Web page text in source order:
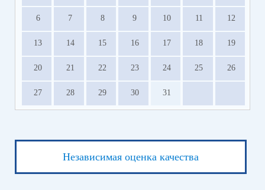
6 7 8 9 10 11 12
13 14 15 16 17 18 19
20 21 22 23 24 25 26
27 28 29 30 31
Независимая оценка качества